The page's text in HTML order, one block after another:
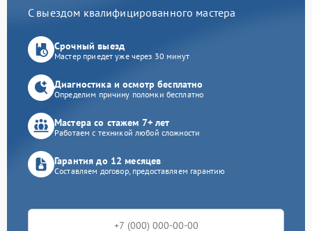
С выездом квалифицированного мастера
Срочный выезд
Мастер приедет уже через 30 минут
Диагностика и осмотр бесплатно
Определим причину поломки бесплатно
Мастера со стажем 7+ лет
Работаем с техникой любой сложности
Гарантия до 12 месяцев
Составляем договор, предоставляем гарантию